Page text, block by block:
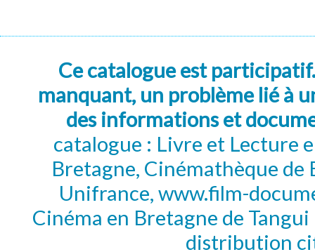
Ce catalogue est
manquant, un problème lié à
des informations et
catalogue : Livre et Lecture
Bretagne, Cinémathèque de
Unifrance, www.film-
Cinéma en Bretagne de
distribution